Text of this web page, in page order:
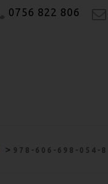
0756 822 806
> 978-606-698-054-8